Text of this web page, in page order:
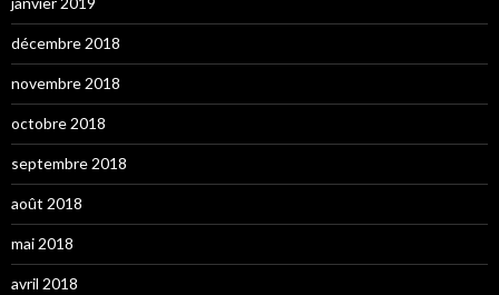
décembre 2018
novembre 2018
octobre 2018
septembre 2018
août 2018
mai 2018
avril 2018